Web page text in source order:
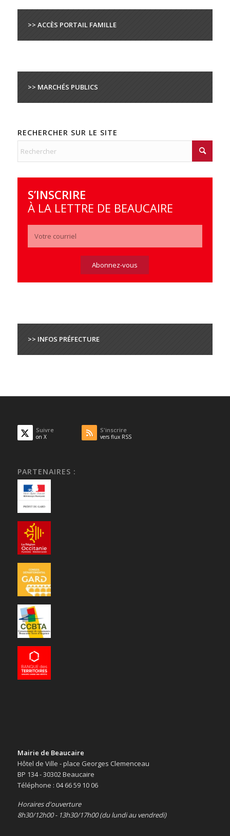
>> ACCÈS PORTAIL FAMILLE
>> MARCHÉS PUBLICS
RECHERCHER SUR LE SITE
S’INSCRIRE
À LA LETTRE DE BEAUCAIRE
>> INFOS PRÉFECTURE
Suivre
on X
S'inscrire
vers flux RSS
PARTENAIRES :
Mairie de Beaucaire
Hôtel de Ville - place Georges Clemenceau
BP 134 - 30302 Beaucaire
Téléphone : 04 66 59 10 06
Horaires d'ouverture
8h30/12h00 - 13h30/17h00 (du lundi au vendredi)